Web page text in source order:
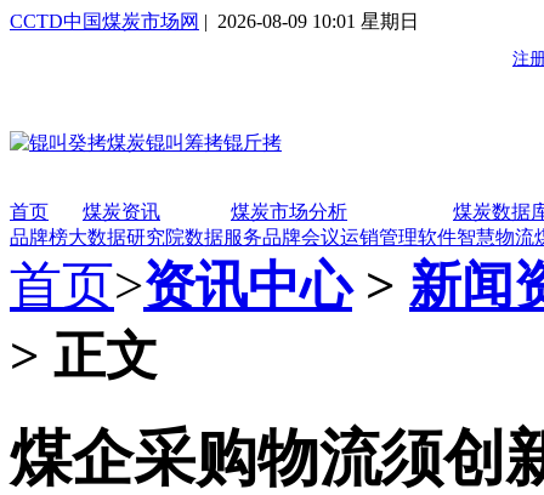
CCTD中国煤炭市场网 | 2026-08-09 10:01 星期日
首页 煤炭资讯 煤炭市场分析
煤炭数据
品牌榜大数据研究院数据服务品牌会议运销管理软件智慧物流
首页>资讯中心> 新闻
> 正文
煤企采购物流须创